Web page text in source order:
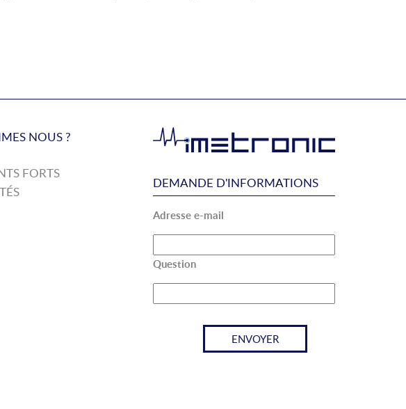
NOUS ?
FORTS
DEMANDE D'INFORMATIONS
Adresse e-mail
Question